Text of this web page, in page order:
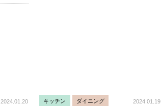
2024.01.20 キッチン ダイニング 2024.01.19